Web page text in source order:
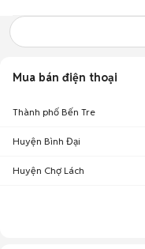
Mua bán điện thoại
Thành phố Bến Tre
Huyện Bình Đại
Huyện Chợ Lách